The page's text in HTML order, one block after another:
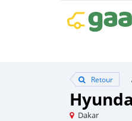
Retour
Dakar